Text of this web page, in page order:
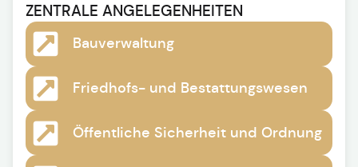
ZENTRALE ANGELEGENHEITEN
Bauverwaltung
Friedhofs- und Bestattungswesen
Öffentliche Sicherheit und Ordnung